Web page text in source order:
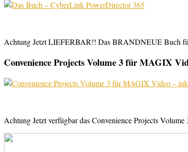
Achtung Jetzt LIEFERBAR!! Das BRANDNEUE Buch
Convenience Projects Volume 3 für MAGIX
Achtung Jetzt verfügbar das Convenience Projects